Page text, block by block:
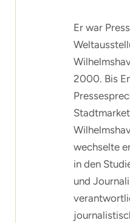
Er war
2000. Bis
wechselte
in den
und